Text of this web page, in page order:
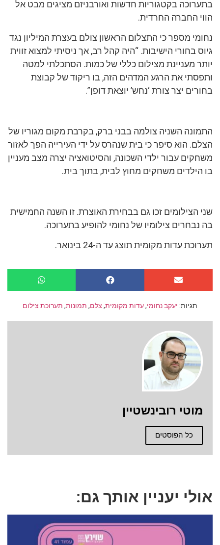
בתערוכה בקטגוריות חדשות ואורבניזם מציגים מבט אל
הווי החברה החרדית.
נחומי מספר כי התצלום הראשון צולם בעצרת המיליון נגד
גיוס בחורי הישיבות. “היה קהל רב, אך ניסיתי למצוא זווית
יותר מעניינת מצילום כללי של כמות. הסתכלתי למטה
ותפסתי את הרגע המדהים הזה, בו ריקוד של קבוצת
בחורים יצר צורת ‘נחש’ יוצאת דופן”.
התמונה השניה צולמה בבני ברק, בקרבת מקום מגוריו של
הצלם. הוא סיפר כי בית שנהרס על ידי העירייה הפך לאזור
משחקים עבור ילדי השכונה, והסיטואציה יצרה מצב מעניין
בו הילדים משחקים מחוץ לבית, בתוך בית.
שני הצילומים זכו גם בבחירת האוצרת. זו השנה החמישית
בה נבחרים צילומיו של נחומי להופיע בתערוכה.
תערוכת עדות מקומית תוצג עד ה-24 בינואר.
תגיות: יעקב נחומי,עדות מקומית, צלם, תמונות, תערוכת צילום
מוטי רובינשטיין
כל הפוסטים
אולי יעניין אותך גם: